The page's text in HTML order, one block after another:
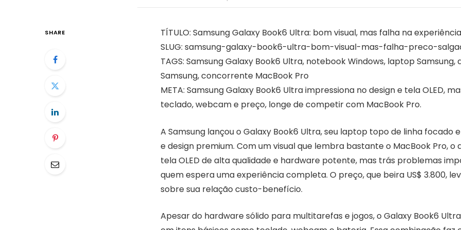
SHARE
TÍTULO: Samsung Galaxy Book6 Ultra: bom visual, mas falha na
SLUG: samsung-galaxy-book6-ultra-bom-visual-mas-falha-preco-
TAGS: Samsung Galaxy Book6 Ultra, notebook Windows, laptop Samsung,
Samsung, concorrente MacBook Pro
META: Samsung Galaxy Book6 Ultra impressiona no design e tela OLED,
teclado, webcam e preço, longe de competir com MacBook Pro.
A Samsung lançou o Galaxy Book6 Ultra, seu laptop topo de linha focado
e design premium. Com um visual que lembra bastante o MacBook Pro,
tela OLED de alta qualidade e hardware potente, mas trás problemas
quem espera uma experiência completa. O preço, que beira US$ 3.800,
sobre sua relação custo-benefício.
Apesar do hardware sólido para multitarefas e jogos, o Galaxy Book6